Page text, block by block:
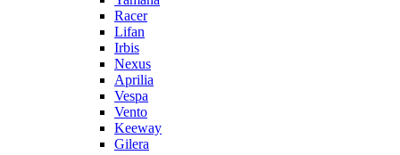
Racer
Lifan
Irbis
Nexus
Aprilia
Vespa
Vento
Keeway
Gilera